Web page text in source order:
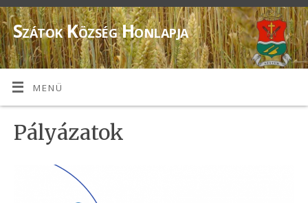
Szátok Község Honlapja
MENÜ
Pályázatok